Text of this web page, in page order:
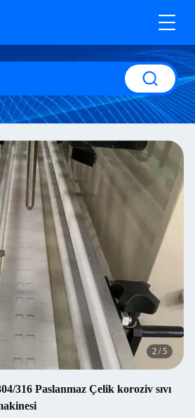
2 /5
316 Paslanmaz Çelik koroziv sıvı